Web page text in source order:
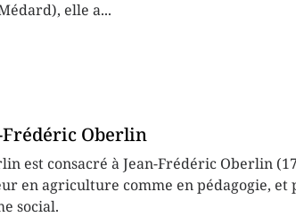
elle a...
Frédéric Oberlin
est consacré à Jean-Frédéric Oberlin
en agriculture comme en pédagogie, et
social.